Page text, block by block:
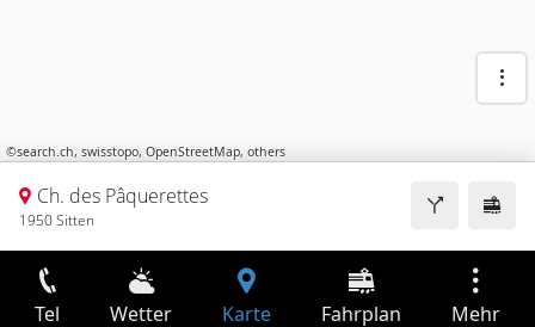
©search.ch, swisstopo, OpenStreetMap, others
Ch. des Pâquerettes
1950 Sitten
Tel Wetter Karte Fahrplan Mehr